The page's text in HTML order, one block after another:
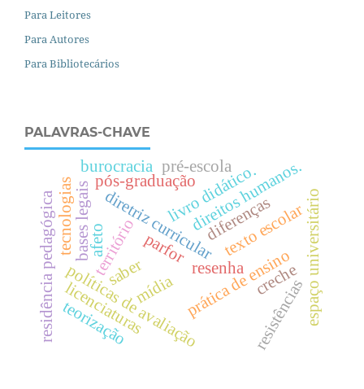
Para Leitores
Para Autores
Para Bibliotecários
PALAVRAS-CHAVE
resenha
território
diretriz curricular
prática de ensino
texto escolar
políticas de avaliação espaço universitário
pós-graduação
sabermídia
residência pedagógica livro didático.
d
i
r
e
i
t
o
s
h
u
m
a
n
o
s
.
licenciaturas
parfor
pré-escola
creche
bases legais
tecnologias
teorização
diferenças
afeto
resistências
burocracia